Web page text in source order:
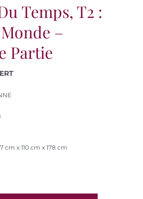
Temps, T2 :
–
Partie
cm x 110 cm x 178 cm